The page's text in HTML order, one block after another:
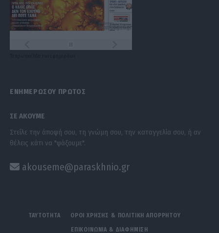
ΕΝΗΜΕΡΩΣΟΥ ΠΡΩΤΟΣ
ΣΕ ΑΚΟΥΜΕ
Στείλε την άποψή σου, τη γνώμη σου, την καταγγελία σου, ή αν
θέλεις κάτι να "ψάξουμε".
akouseme@paraskhnio.gr
ΤΑΥΤΟΤΗΤΑ ΟΡΟΙ ΧΡΗΣΗΣ & ΠΟΛΙΤΙΚΗ ΑΠΟΡΡΗΤΟΥ
ΕΠΙΚΟΙΝΩΝΙΑ & ΔΙΑΦΗΜΙΣΗ